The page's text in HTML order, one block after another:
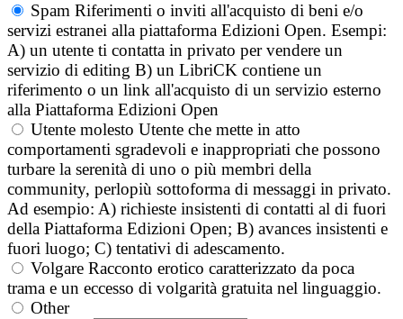
Spam Riferimenti o inviti all'acquisto di beni e/o
servizi estranei alla piattaforma Edizioni Open. Esempi:
A) un utente ti contatta in privato per vendere un
servizio di editing B) un LibriCK contiene un
riferimento o un link all'acquisto di un servizio esterno
alla Piattaforma Edizioni Open
Utente molesto Utente che mette in atto
comportamenti sgradevoli e inappropriati che possono
turbare la serenità di uno o più membri della
community, perlopiù sottoforma di messaggi in privato.
Ad esempio: A) richieste insistenti di contatti al di fuori
della Piattaforma Edizioni Open; B) avances insistenti e
fuori luogo; C) tentativi di adescamento.
Volgare Racconto erotico caratterizzato da poca
trama e un eccesso di volgarità gratuita nel linguaggio.
Other